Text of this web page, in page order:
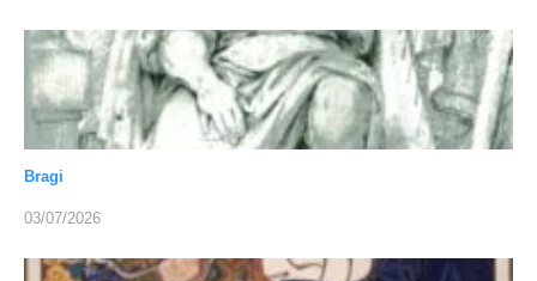
Bragi
03/07/2026